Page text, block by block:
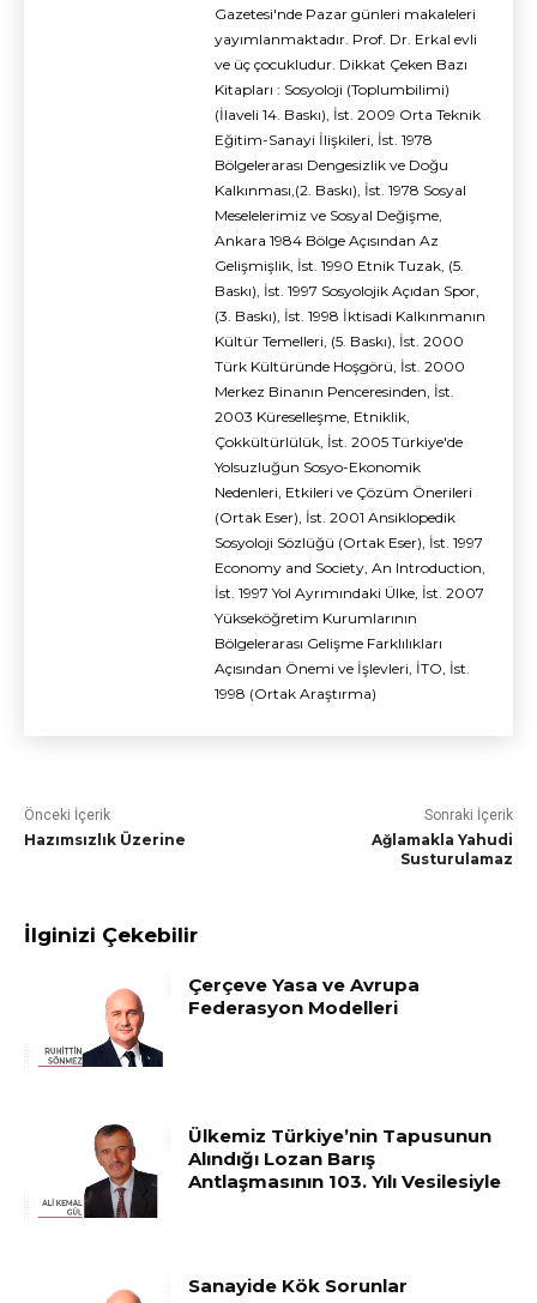
Gazetesi'nde Pazar günleri makaleleri
yayımlanmaktadır. Prof. Dr. Erkal evli
ve üç çocukludur. Dikkat Çeken Bazı
Kitapları : Sosyoloji (Toplumbilimi)
(İlaveli 14. Baskı), İst. 2009 Orta Teknik
Eğitim-Sanayi İlişkileri, İst. 1978
Bölgelerarası Dengesizlik ve Doğu
Kalkınması,(2. Baskı), İst. 1978 Sosyal
Meselelerimiz ve Sosyal Değişme,
Ankara 1984 Bölge Açısından Az
Gelişmişlik, İst. 1990 Etnik Tuzak, (5.
Baskı), İst. 1997 Sosyolojik Açıdan Spor,
(3. Baskı), İst. 1998 İktisadi Kalkınmanın
Kültür Temelleri, (5. Baskı), İst. 2000
Türk Kültüründe Hoşgörü, İst. 2000
Merkez Binanın Penceresinden, İst.
2003 Küreselleşme, Etniklik,
Çokkültürlülük, İst. 2005 Türkiye'de
Yolsuzluğun Sosyo-Ekonomik
Nedenleri, Etkileri ve Çözüm Önerileri
(Ortak Eser), İst. 2001 Ansiklopedik
Sosyoloji Sözlüğü (Ortak Eser), İst. 1997
Economy and Society, An Introduction,
İst. 1997 Yol Ayrımındaki Ülke, İst. 2007
Yükseköğretim Kurumlarının
Bölgelerarası Gelişme Farklılıkları
Açısından Önemi ve İşlevleri, İTO, İst.
1998 (Ortak Araştırma)
Önceki İçerik
Hazımsızlık Üzerine
Sonraki İçerik
Ağlamakla Yahudi
Susturulamaz
İlginizi Çekebilir
Çerçeve Yasa ve Avrupa
Federasyon Modelleri
Ülkemiz Türkiye’nin Tapusunun
Alındığı Lozan Barış
Antlaşmasının 103. Yılı Vesilesiyle
Sanayide Kök Sorunlar